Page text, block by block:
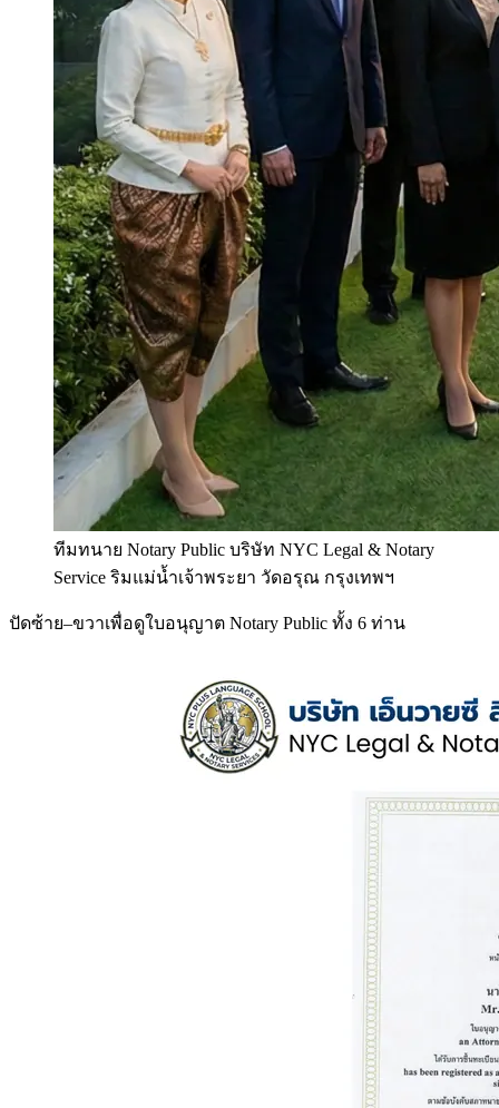
ทีมทนาย Notary Public บริษัท NYC Legal & Notary
Service ริมแม่น้ำเจ้าพระยา วัดอรุณ กรุงเทพฯ
ปัดซ้าย–ขวาเพื่อดูใบอนุญาต Notary Public ทั้ง 6 ท่าน